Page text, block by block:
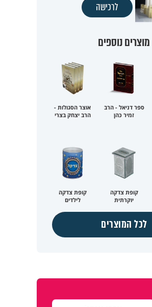
לרכישה
מוצרים נוספים
ספר דניאל - הרב
זמיר כהן
אוצר הסגולות -
הרב יצחק בצרי
קופת צדקה
יוקרתית
קופת צדקה
לילדים
לכל המוצרים